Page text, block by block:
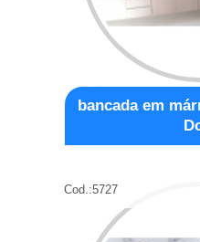
bancada em
Cod.:5727